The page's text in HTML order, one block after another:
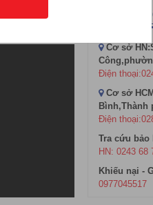
TỔNG ĐÀI
Cơ sở
Điện
Cơ sở
Bình,Thành
Điện
Tra cứu bảo
HN: 0243 68
Khiếu nại -
0977045517